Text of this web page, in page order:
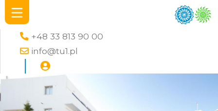
+48 33 813 90 00
info@tu1.pl